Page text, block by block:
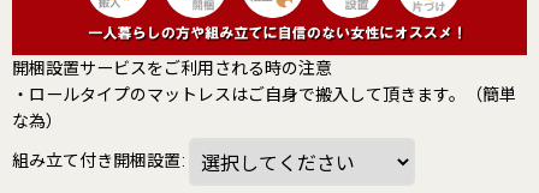
開梱設置サービスをご利用される時の注意
・ロールタイプのマットレスはご自身で搬入して頂きます。（簡単
な為）
組み立て付き開梱設置: